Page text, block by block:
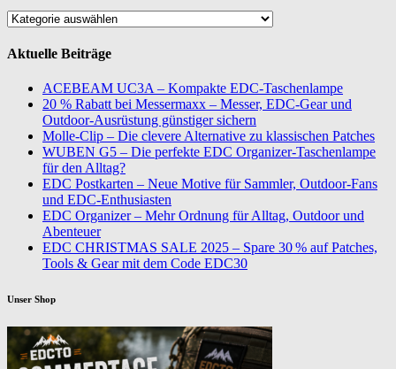
Kategorien
Aktuelle Beiträge
ACEBEAM UC3A – Kompakte EDC-Taschenlampe
20 % Rabatt bei Messermaxx – Messer, EDC-Gear und
Outdoor-Ausrüstung günstiger sichern
Molle-Clip – Die clevere Alternative zu klassischen Patches
WUBEN G5 – Die perfekte EDC Organizer-Taschenlampe
für den Alltag?
EDC Postkarten – Neue Motive für Sammler, Outdoor-Fans
und EDC-Enthusiasten
EDC Organizer – Mehr Ordnung für Alltag, Outdoor und
Abenteuer
EDC CHRISTMAS SALE 2025 – Spare 30 % auf Patches,
Tools & Gear mit dem Code EDC30
Unser Shop